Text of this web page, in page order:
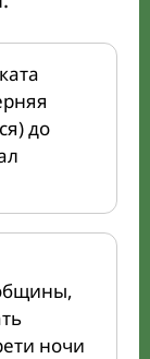
до
ночи